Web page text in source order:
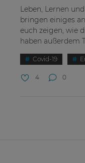
Leben, Lernen
bringen einiges
euch zeigen, wie
haben außerdem
Covid-19
4 0